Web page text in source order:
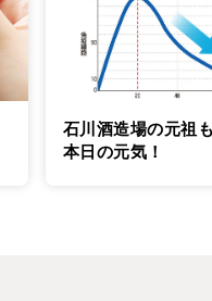
石川酒造場の元祖
本日の元気！